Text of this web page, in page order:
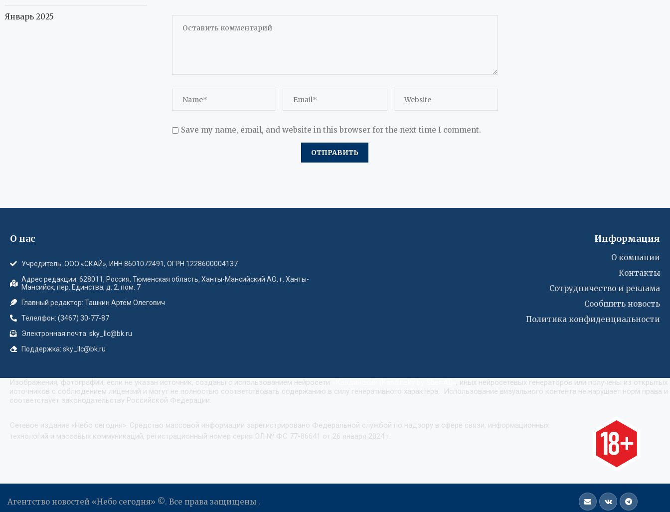
Save my name, email, and website in this browser for the next time I comment.
Январь 2025
О нас
Учредитель: ООО «СКАЙ», ИНН 8601072491, ОГРН 1228600004137
Адрес редакции: 628011, Россия, Тюменская область, Ханты-Мансийский АО, г. Ханты-
Мансийск, пер. Единства, д. 2, пом. 7
Главный редактор: Ташкин Артём Олегович
Телелфон: (3467) 30-77-87
Электронная почта: sky_llc@bk.ru
Поддержка: sky_llc@bk.ru
Информация
О компании
Контакты
Сотрудничество и реклама
Сообшить новость
Политика конфиденциальности
Изображения, фотографии, если не указан источник, созданы с использованием нейросети
, иных нейросетевых генераторов или получены из открытых
источников с соблюдением лицензий и могут не полностью соответствовать содержанию в силу генеративного характера. Использование визуального контента не нарушает норм права и
соответствует законодательству Российской Федерации.
Сетевое издание «Небо сегодня». Средство массовой информации зарегистрировано Федеральной службой по надзору в сфере связи, информационных
технологий и массовых коммуникаций, регистрационный номер серия ЭЛ № ФС 77-86641 от 26 января 2024 г.
Агентство новостей «Небо сегодня» ©. Все права защищены .